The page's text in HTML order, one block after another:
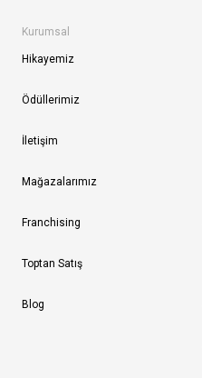
Kurumsal
Hikayemiz
Ödüllerimiz
İletişim
Mağazalarımız
Franchising
Toptan Satış
Blog